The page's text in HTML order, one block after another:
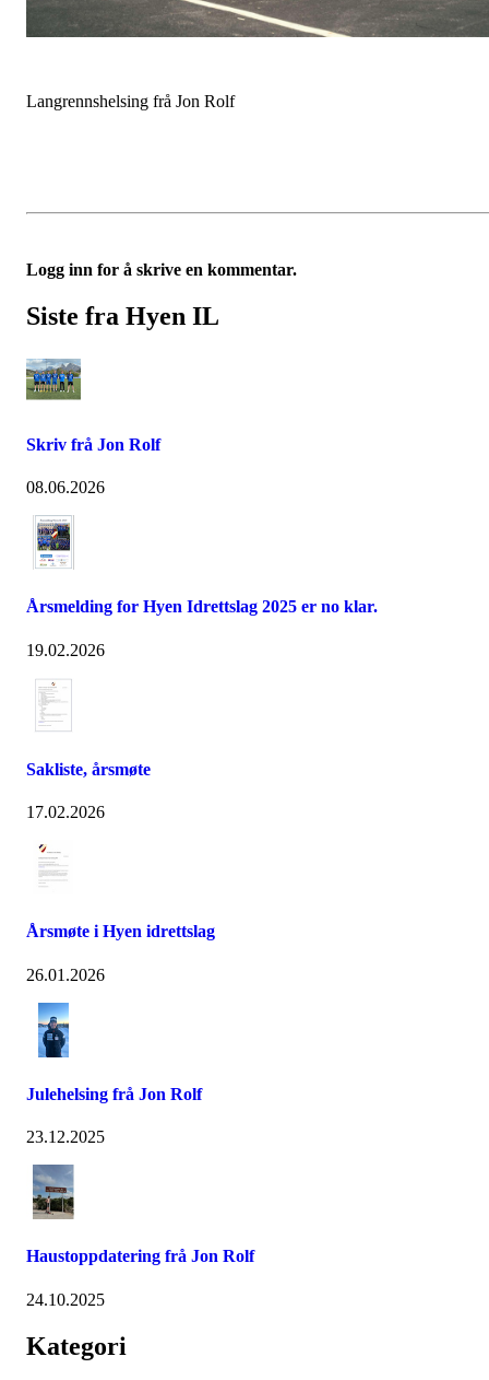
Langrennshelsing frå Jon Rolf
Logg inn for å skrive en kommentar.
Siste fra Hyen IL
Skriv frå Jon Rolf
08.06.2026
Årsmelding for Hyen Idrettslag 2025 er no klar.
19.02.2026
Sakliste, årsmøte
17.02.2026
Årsmøte i Hyen idrettslag
26.01.2026
Julehelsing frå Jon Rolf
23.12.2025
Haustoppdatering frå Jon Rolf
24.10.2025
Kategori